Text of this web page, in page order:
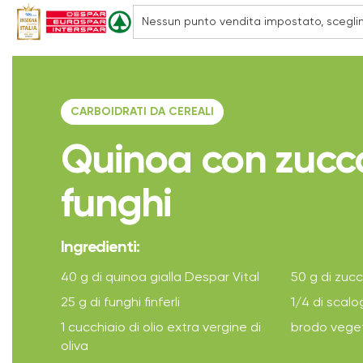
CARBOIDRATI DA CEREALI
Quinoa con
funghi
Ingredienti:
40 g di quinoa gialla Despar Vital
50 g di
25 g di funghi finferli
1/4 di
1 cucchiaio di olio extra vergine di
oliva
brodo